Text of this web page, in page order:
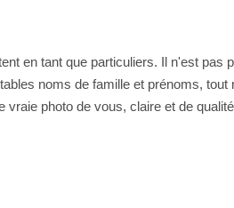
en tant que particuliers. Il n'est pas
noms de famille et prénoms,
photo de vous, claire et de